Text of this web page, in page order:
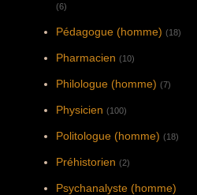
(6)
Pédagogue (homme) (18)
Pharmacien (10)
Philologue (homme) (7)
Physicien (100)
Politologue (homme) (18)
Préhistorien (2)
Psychanalyste (homme)